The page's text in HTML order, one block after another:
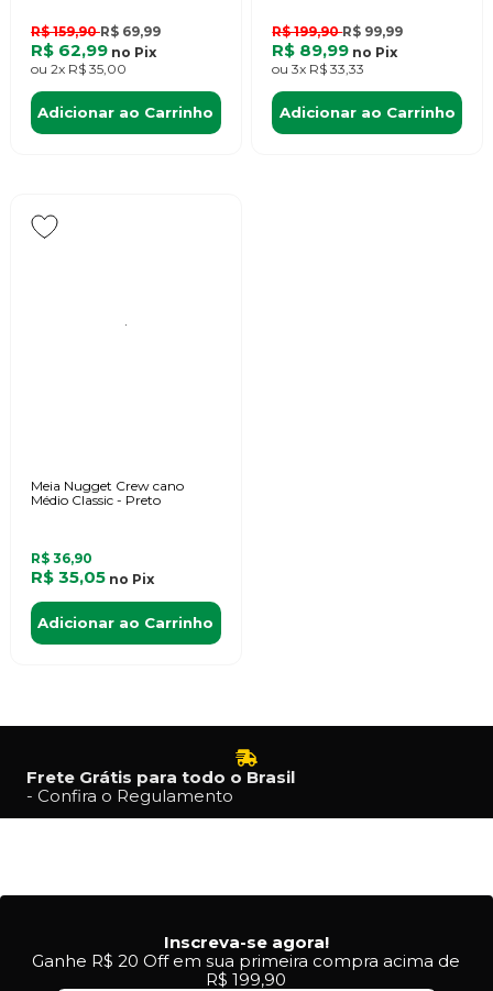
R$ 159,90R$ 69,99
R$ 62,99 no Pix
ou 2x R$ 35,00
Adicionar ao Carrinho
R$ 199,90R$ 99,99
R$ 89,99 no Pix
ou 3x R$ 33,33
Adicionar ao Carrinho
Meia Nugget Crew cano
Médio Classic - Preto
R$ 36,90
R$ 35,05 no Pix
Adicionar ao Carrinho
Frete Grátis para todo o Brasil
- Confira o Regulamento
Inscreva-se agora!
Ganhe R$ 20 Off em sua primeira compra acima de
R$ 199,90